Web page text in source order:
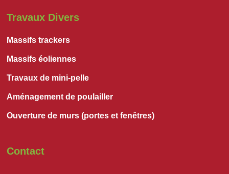
Travaux Divers
Massifs trackers
Massifs éoliennes
Travaux de mini-pelle
Aménagement de poulailler
Ouverture de murs (portes et fenêtres)
Contact